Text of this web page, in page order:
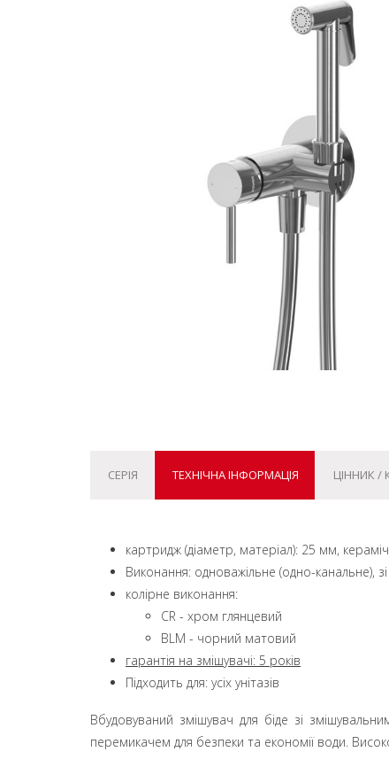
СЕРІЯ ТЕХНІЧНА ІНФОРМАЦІЯ ЦІННИК /
картридж (діаметр, матеріал): 25 мм,
Виконання: одноважільне (одно-канальне),
колірне виконання:
CR - хром глянцевий
BLM - чорний матовий
гарантія на змішувачі: 5 років
Підходить для: усіх унітазів
Вбудовуваний змішувач для біде зі
перемикачем для безпеки та економії води.